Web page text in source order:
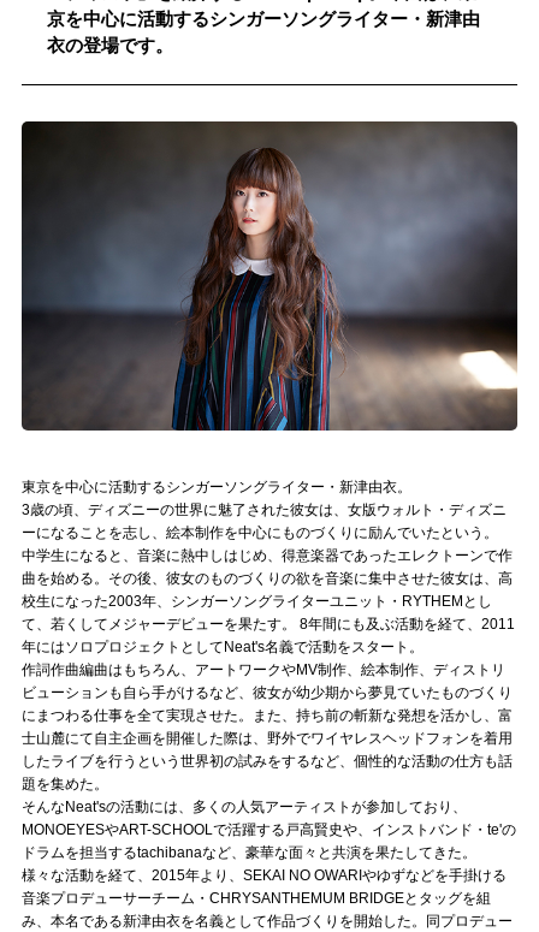
#ヒップホップ #男性シンガーグループ #R&B/ソウル
会社概要
記事リクエスト
muevoクラウドファンディング
muevoコミュニティ
ぶいクラ！by muevo
ぶいマガ！ by muevo
Follow us
Official SNS
京を中心に活動するシンガーソングライター・新津由
衣の登場です。
東京を中心に活動するシンガーソングライター・新津由衣。
3歳の頃、ディズニーの世界に魅了された彼女は、女版ウォルト・ディズニ
ーになることを志し、絵本制作を中心にものづくりに励んでいたという。
中学生になると、音楽に熱中しはじめ、得意楽器であったエレクトーンで作
曲を始める。その後、彼女のものづくりの欲を音楽に集中させた彼女は、高
校生になった2003年、シンガーソングライターユニット・RYTHEMとし
て、若くしてメジャーデビューを果たす。 8年間にも及ぶ活動を経て、2011
年にはソロプロジェクトとしてNeat's名義で活動をスタート。
作詞作曲編曲はもちろん、アートワークやMV制作、絵本制作、ディストリ
ビューションも自ら手がけるなど、彼女が幼少期から夢見ていたものづくり
にまつわる仕事を全て実現させた。また、持ち前の斬新な発想を活かし、富
士山麓にて自主企画を開催した際は、野外でワイヤレスヘッドフォンを着用
したライブを行うという世界初の試みをするなど、個性的な活動の仕方も話
題を集めた。
そんなNeat'sの活動には、多くの人気アーティストが参加しており、
MONOEYESやART-SCHOOLで活躍する戸高賢史や、インストバンド・te'の
ドラムを担当するtachibanaなど、豪華な面々と共演を果たしてきた。
様々な活動を経て、2015年より、SEKAI NO OWARIやゆずなどを手掛ける
音楽プロデューサーチーム・CHRYSANTHEMUM BRIDGEとタッグを組
み、本名である新津由衣を名義として作品づくりを開始した。同プロデュー